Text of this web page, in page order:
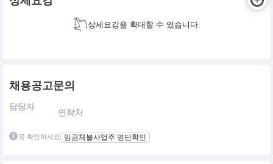
상세요강을 확대할 수 있습니다.
채용공고문의
담당자
연락처
꼭 확인하세요 임금체불사업주 명단확인